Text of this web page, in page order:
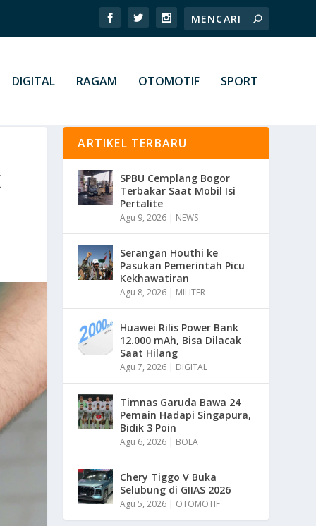
DIGITAL RAGAM OTOMOTIF SPORT
ARTIKEL TERBARU
SPBU Cemplang Bogor
Terbakar Saat Mobil Isi
Pertalite
Agu 9, 2026 | NEWS
Serangan Houthi ke
Pasukan Pemerintah Picu
Kekhawatiran
Agu 8, 2026 | MILITER
Huawei Rilis Power Bank
12.000 mAh, Bisa Dilacak
Saat Hilang
Agu 7, 2026 | DIGITAL
Timnas Garuda Bawa 24
Pemain Hadapi Singapura,
Bidik 3 Poin
Agu 6, 2026 | BOLA
Chery Tiggo V Buka
Selubung di GIIAS 2026
Agu 5, 2026 | OTOMOTIF